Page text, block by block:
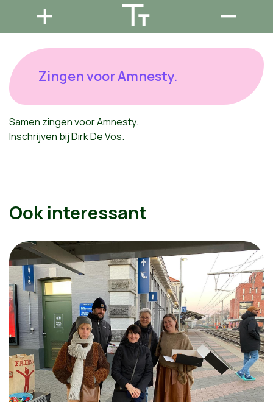
Zingen voor Amnesty.
Samen zingen voor Amnesty.
Inschrijven bij Dirk De Vos.
Ook interessant